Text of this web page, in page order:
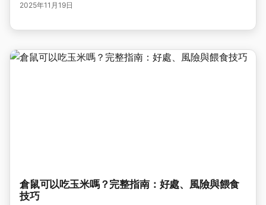
2025年11月19日
倉鼠可以吃玉米嗎？完整指南：好處、風險與餵食
技巧